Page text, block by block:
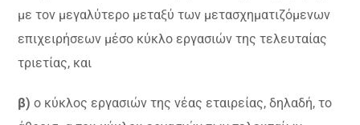
με τον μεγαλύτερο μεταξύ των μετασχηματιζόμενων
επιχειρήσεων μέσο κύκλο εργασιών της τελευταίας
τριετίας, και
β) ο κύκλος εργασιών της νέας εταιρείας, δηλαδή, το